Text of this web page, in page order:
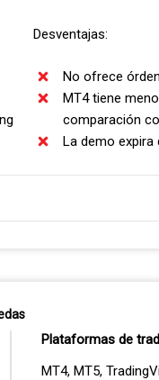
Desventajas:
No ofrece
MT4 tiene
comparación
La demo expira
spreads desde 0
Plataformas de
MT4, MT5,